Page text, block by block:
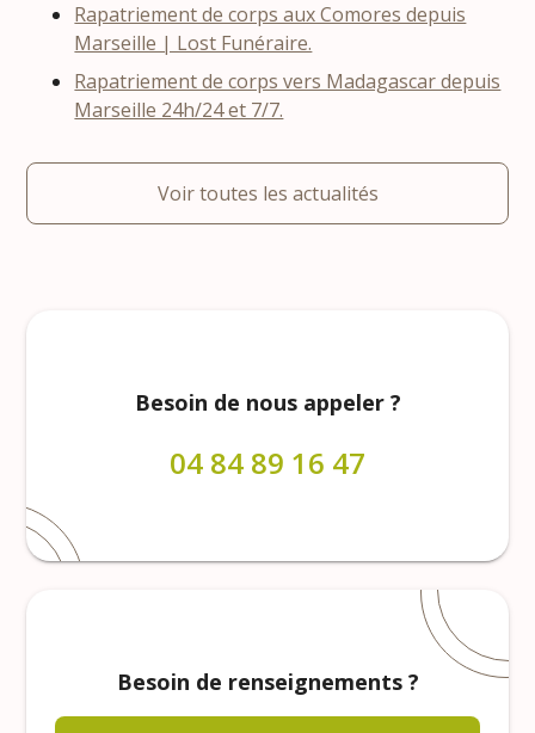
Rapatriement de corps aux Comores depuis
Marseille | Lost Funéraire.
Rapatriement de corps vers Madagascar depuis
Marseille 24h/24 et 7/7.
Voir toutes les actualités
Besoin de nous appeler ?
04 84 89 16 47
Besoin de renseignements ?